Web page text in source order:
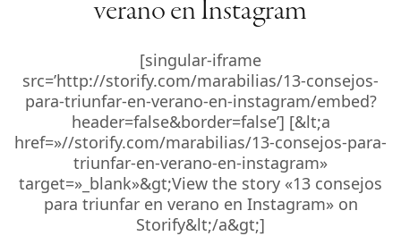
verano en Instagram
[singular-iframe
src=’http://storify.com/marabilias/13-consejos-
para-triunfar-en-verano-en-instagram/embed?
header=false&border=false’] [&lt;a
href=»//storify.com/marabilias/13-consejos-para-
triunfar-en-verano-en-instagram»
target=»_blank»&gt;View the story «13 consejos
para triunfar en verano en Instagram» on
Storify&lt;/a&gt;]